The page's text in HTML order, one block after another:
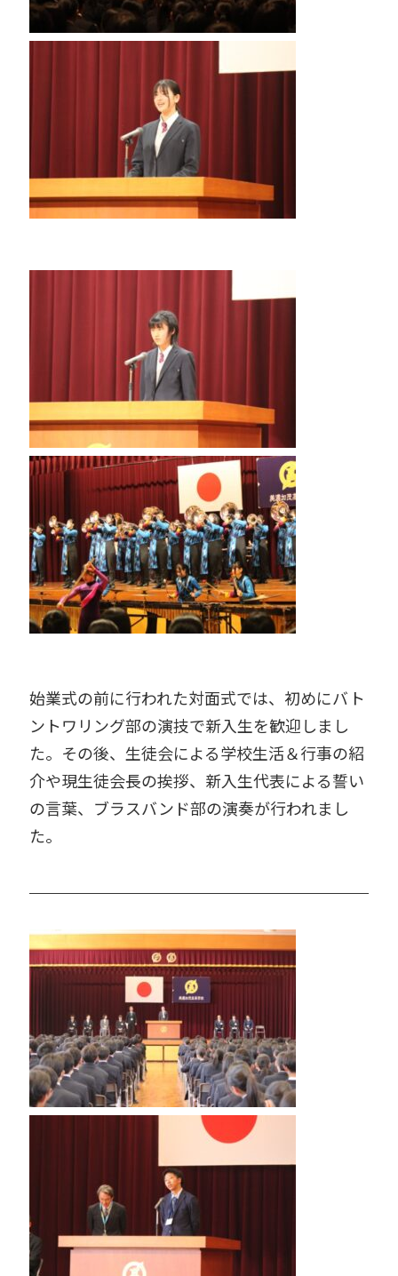
始業式の前に行われた対面式では、初めにバト
ントワリング部の演技で新入生を歓迎しまし
た。その後、生徒会による学校生活＆行事の紹
介や現生徒会長の挨拶、新入生代表による誓い
の言葉、ブラスバンド部の演奏が行われまし
た。